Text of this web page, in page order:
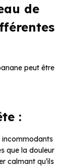
de
peut être
:
incommodants
que la douleur
calmant qu’ils